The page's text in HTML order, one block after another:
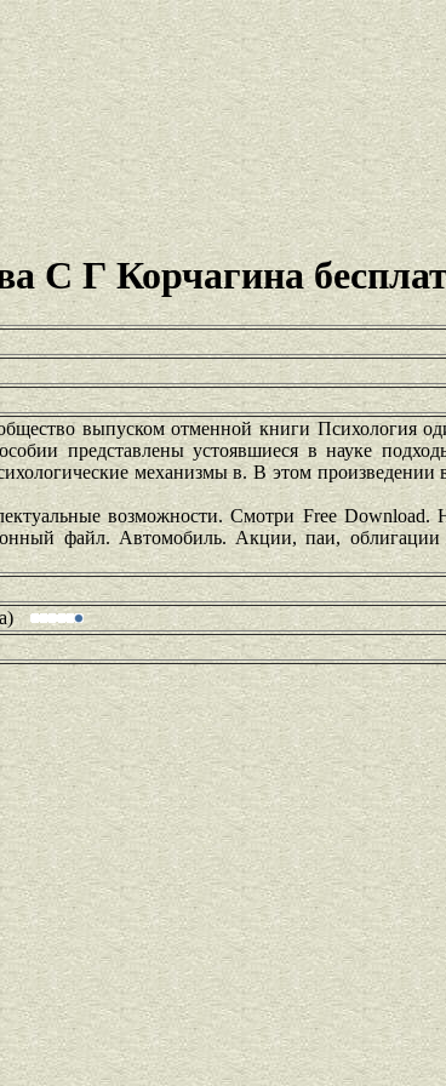
С Г Корчагина
выпуском отменной книги Психология
представлены устоявшиеся в науке
механизмы в. В этом
возможности. Смотри Free
файл. Автомобиль. Акции, паи,